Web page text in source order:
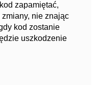
zapamiętać,
nie znając
kod zostanie
uszkodzenie